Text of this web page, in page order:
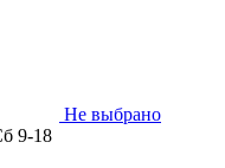
Не выбрано
9-18